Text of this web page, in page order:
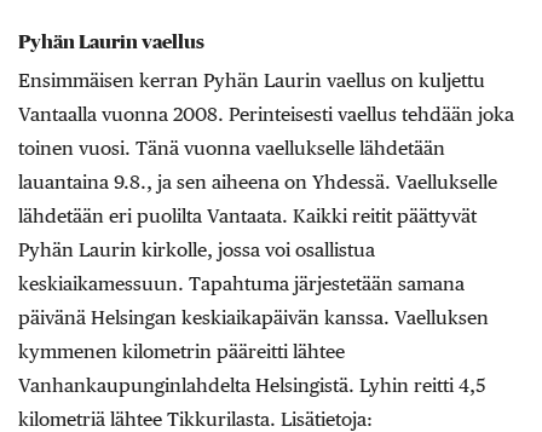
Pyhän Laurin vaellus
Ensimmäisen kerran Pyhän Laurin vaellus on kuljettu
Vantaalla vuonna 2008. Perinteisesti vaellus tehdään joka
toinen vuosi. Tänä vuonna vaellukselle lähdetään
lauantaina 9.8., ja sen aiheena on Yhdessä. Vaellukselle
lähdetään eri puolilta Vantaata. Kaikki reitit päättyvät
Pyhän Laurin kirkolle, jossa voi osallistua
keskiaikamessuun. Tapahtuma järjestetään samana
päivänä Helsingan keskiaikapäivän kanssa. Vaelluksen
kymmenen kilometrin pääreitti lähtee
Vanhankaupunginlahdelta Helsingistä. Lyhin reitti 4,5
kilometriä lähtee Tikkurilasta. Lisätietoja: